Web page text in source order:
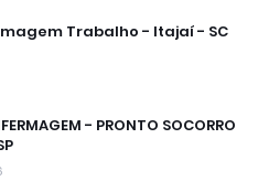
Trabalho - Itajaí - SC
- PRONTO SOCORRO